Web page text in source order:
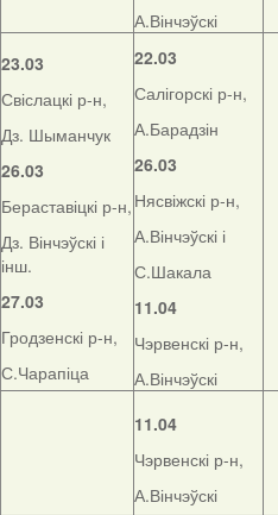
А.Вінчэўскі
23.03
Свіслацкі р-н,
Дз. Шыманчук
26.03
Бераставіцкі р-н,
Дз. Вінчэўскі і
інш.
27.03
Гродзенскі р-н,
С.Чарапіца
22.03
Салігорскі р-н,
А.Барадзін
26.03
Нясвіжскі р-н,
А.Вінчэўскі і
С.Шакала
11.04
Чэрвенскі р-н,
А.Вінчэўскі
11.04
Чэрвенскі р-н,
А.Вінчэўскі